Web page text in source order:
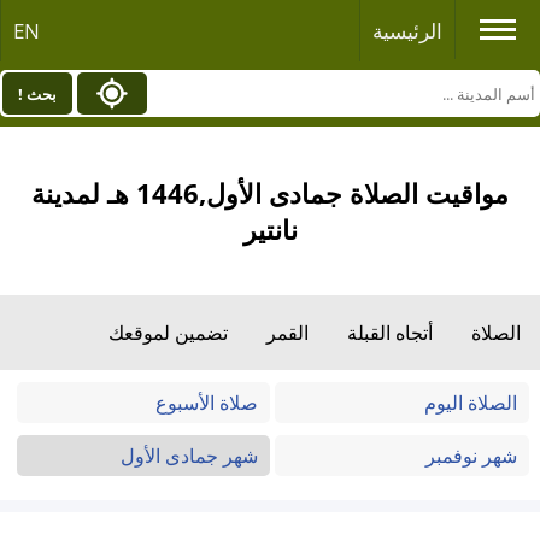
الرئيسية EN
بحث !
مواقيت الصلاة جمادى الأول,1446 هـ لمدينة
نانتير
الصلاة أتجاه القبلة القمر تضمين لموقعك
الصلاة اليوم
صلاة الأسبوع
شهر نوفمبر
شهر جمادى الأول